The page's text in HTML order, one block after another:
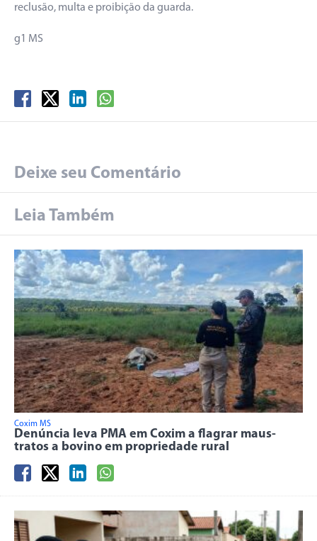
reclusão, multa e proibição da guarda.
g1 MS
Deixe seu Comentário
Leia Também
Coxim MS
Denúncia leva PMA em Coxim a flagrar maus-
tratos a bovino em propriedade rural